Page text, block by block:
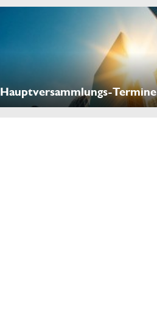
Hauptversammlungs-Termine